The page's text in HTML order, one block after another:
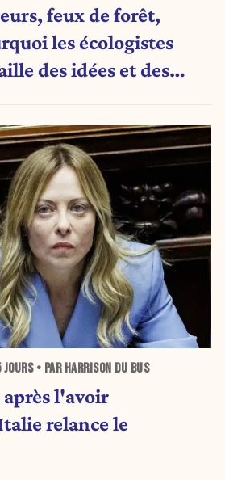
feux de forêt,
les écologistes
des idées et des
JOURS• PAR HARRISON DU BUS
après l'avoir
relance le